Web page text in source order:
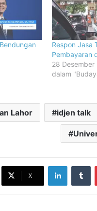
Respon Jasa
Pembayaran
28 Desember
dalam
Lahor idjen talk
X
LinkedIn